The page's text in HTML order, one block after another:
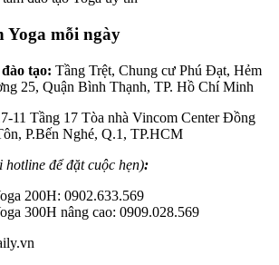
Yoga mỗi ngày
tạo: Tầng Trệt, Chung cư Phú Đạt, Hẻm
25, Quận Bình Thạnh, TP. Hồ Chí Minh
11 Tầng 17 Tòa nhà Vincom Center Đồng
P.Bến Nghé, Q.1, TP.HCM
hotline để đặt cuộc hẹn):
200H: 0902.633.569
300H nâng cao: 0909.028.569